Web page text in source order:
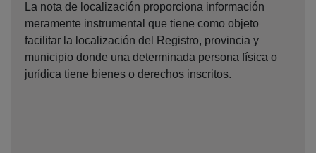
La nota de localización proporciona información
meramente instrumental que tiene como objeto
facilitar la localización del Registro, provincia y
municipio donde una determinada persona física o
jurídica tiene bienes o derechos inscritos.